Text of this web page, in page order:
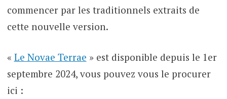
commencer par les traditionnels extraits de
cette nouvelle version.
« Le Novae Terrae » est disponible depuis le 1er
septembre 2024, vous pouvez vous le procurer
ici :